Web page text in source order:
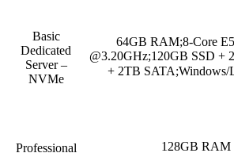
Basic
Dedicated
Server –
NVMe
64GB RAM;8-Core
@3.20GHz;120GB SSD +
+ 2TB
Professional
128GB RAM